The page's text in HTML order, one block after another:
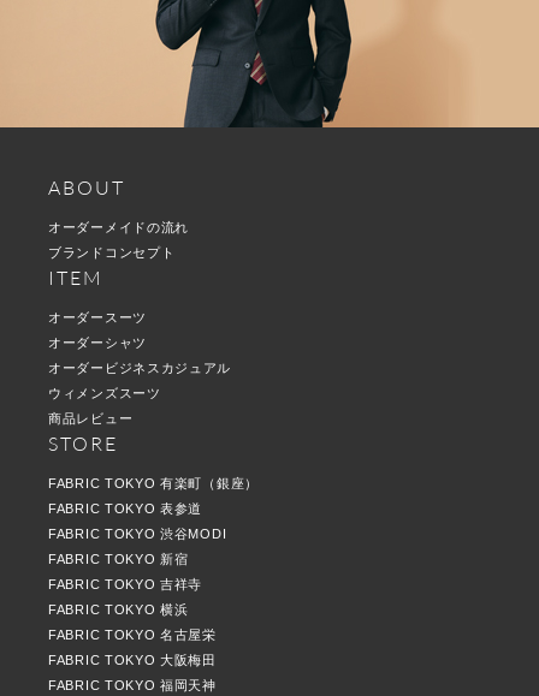
ABOUT
オーダーメイドの流れ
ブランドコンセプト
ITEM
オーダースーツ
オーダーシャツ
オーダービジネスカジュアル
ウィメンズスーツ
商品レビュー
STORE
FABRIC TOKYO 有楽町（銀座）
FABRIC TOKYO 表参道
FABRIC TOKYO 渋谷MODI
FABRIC TOKYO 新宿
FABRIC TOKYO 吉祥寺
FABRIC TOKYO 横浜
FABRIC TOKYO 名古屋栄
FABRIC TOKYO 大阪梅田
FABRIC TOKYO 福岡天神